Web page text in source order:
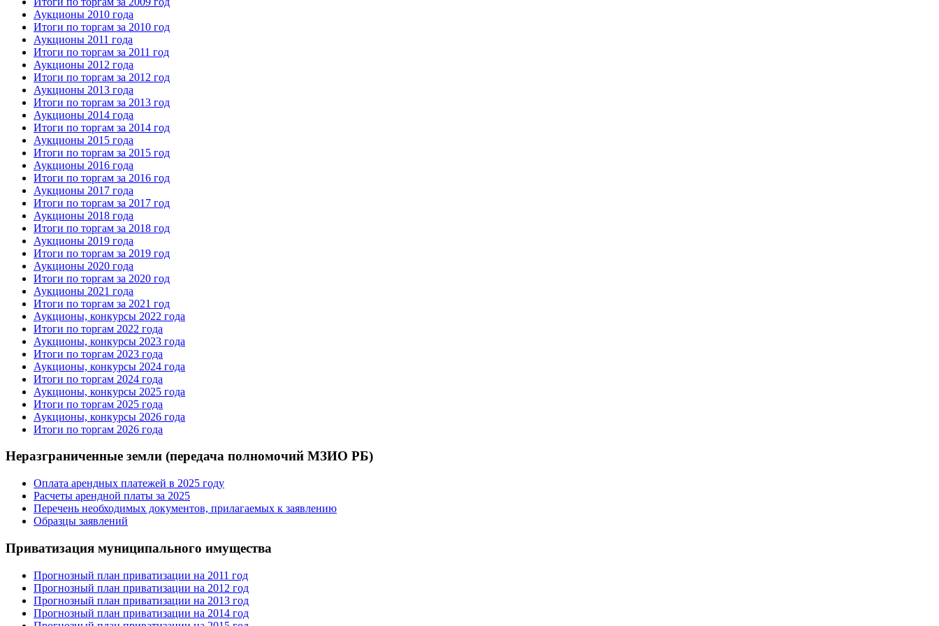
Аукционы 2010 года
Итоги по торгам за 2010 год
Аукционы 2011 года
Итоги по торгам за 2011 год
Аукционы 2012 года
Итоги по торгам за 2012 год
Аукционы 2013 года
Итоги по торгам за 2013 год
Аукционы 2014 года
Итоги по торгам за 2014 год
Аукционы 2015 года
Итоги по торгам за 2015 год
Аукционы 2016 года
Итоги по торгам за 2016 год
Аукционы 2017 года
Итоги по торгам за 2017 год
Аукционы 2018 года
Итоги по торгам за 2018 год
Аукционы 2019 года
Итоги по торгам за 2019 год
Аукционы 2020 года
Итоги по торгам за 2020 год
Аукционы 2021 года
Итоги по торгам за 2021 год
Аукционы, конкурсы 2022 года
Итоги по торгам 2022 года
Аукционы, конкурсы 2023 года
Итоги по торгам 2023 года
Аукционы, конкурсы 2024 года
Итоги по торгам 2024 года
Аукционы, конкурсы 2025 года
Итоги по торгам 2025 года
Аукционы, конкурсы 2026 года
Итоги по торгам 2026 года
Неразграниченные земли (передача полномочий МЗИО РБ)
Оплата арендных платежей в 2025 году
Расчеты арендной платы за 2025
Перечень необходимых документов, прилагаемых к заявлению
Образцы заявлений
Приватизация муниципального имущества
Прогнозный план приватизации на 2011 год
Прогнозный план приватизации на 2012 год
Прогнозный план приватизации на 2013 год
Прогнозный план приватизации на 2014 год